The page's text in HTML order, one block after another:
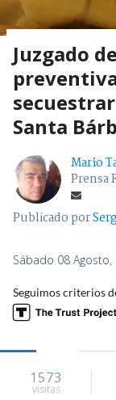
Juzgado
Santa
Mario
Prensa
Publicado por
Sábado 08 Agosto,
Seguimos criterios
1573
visitas